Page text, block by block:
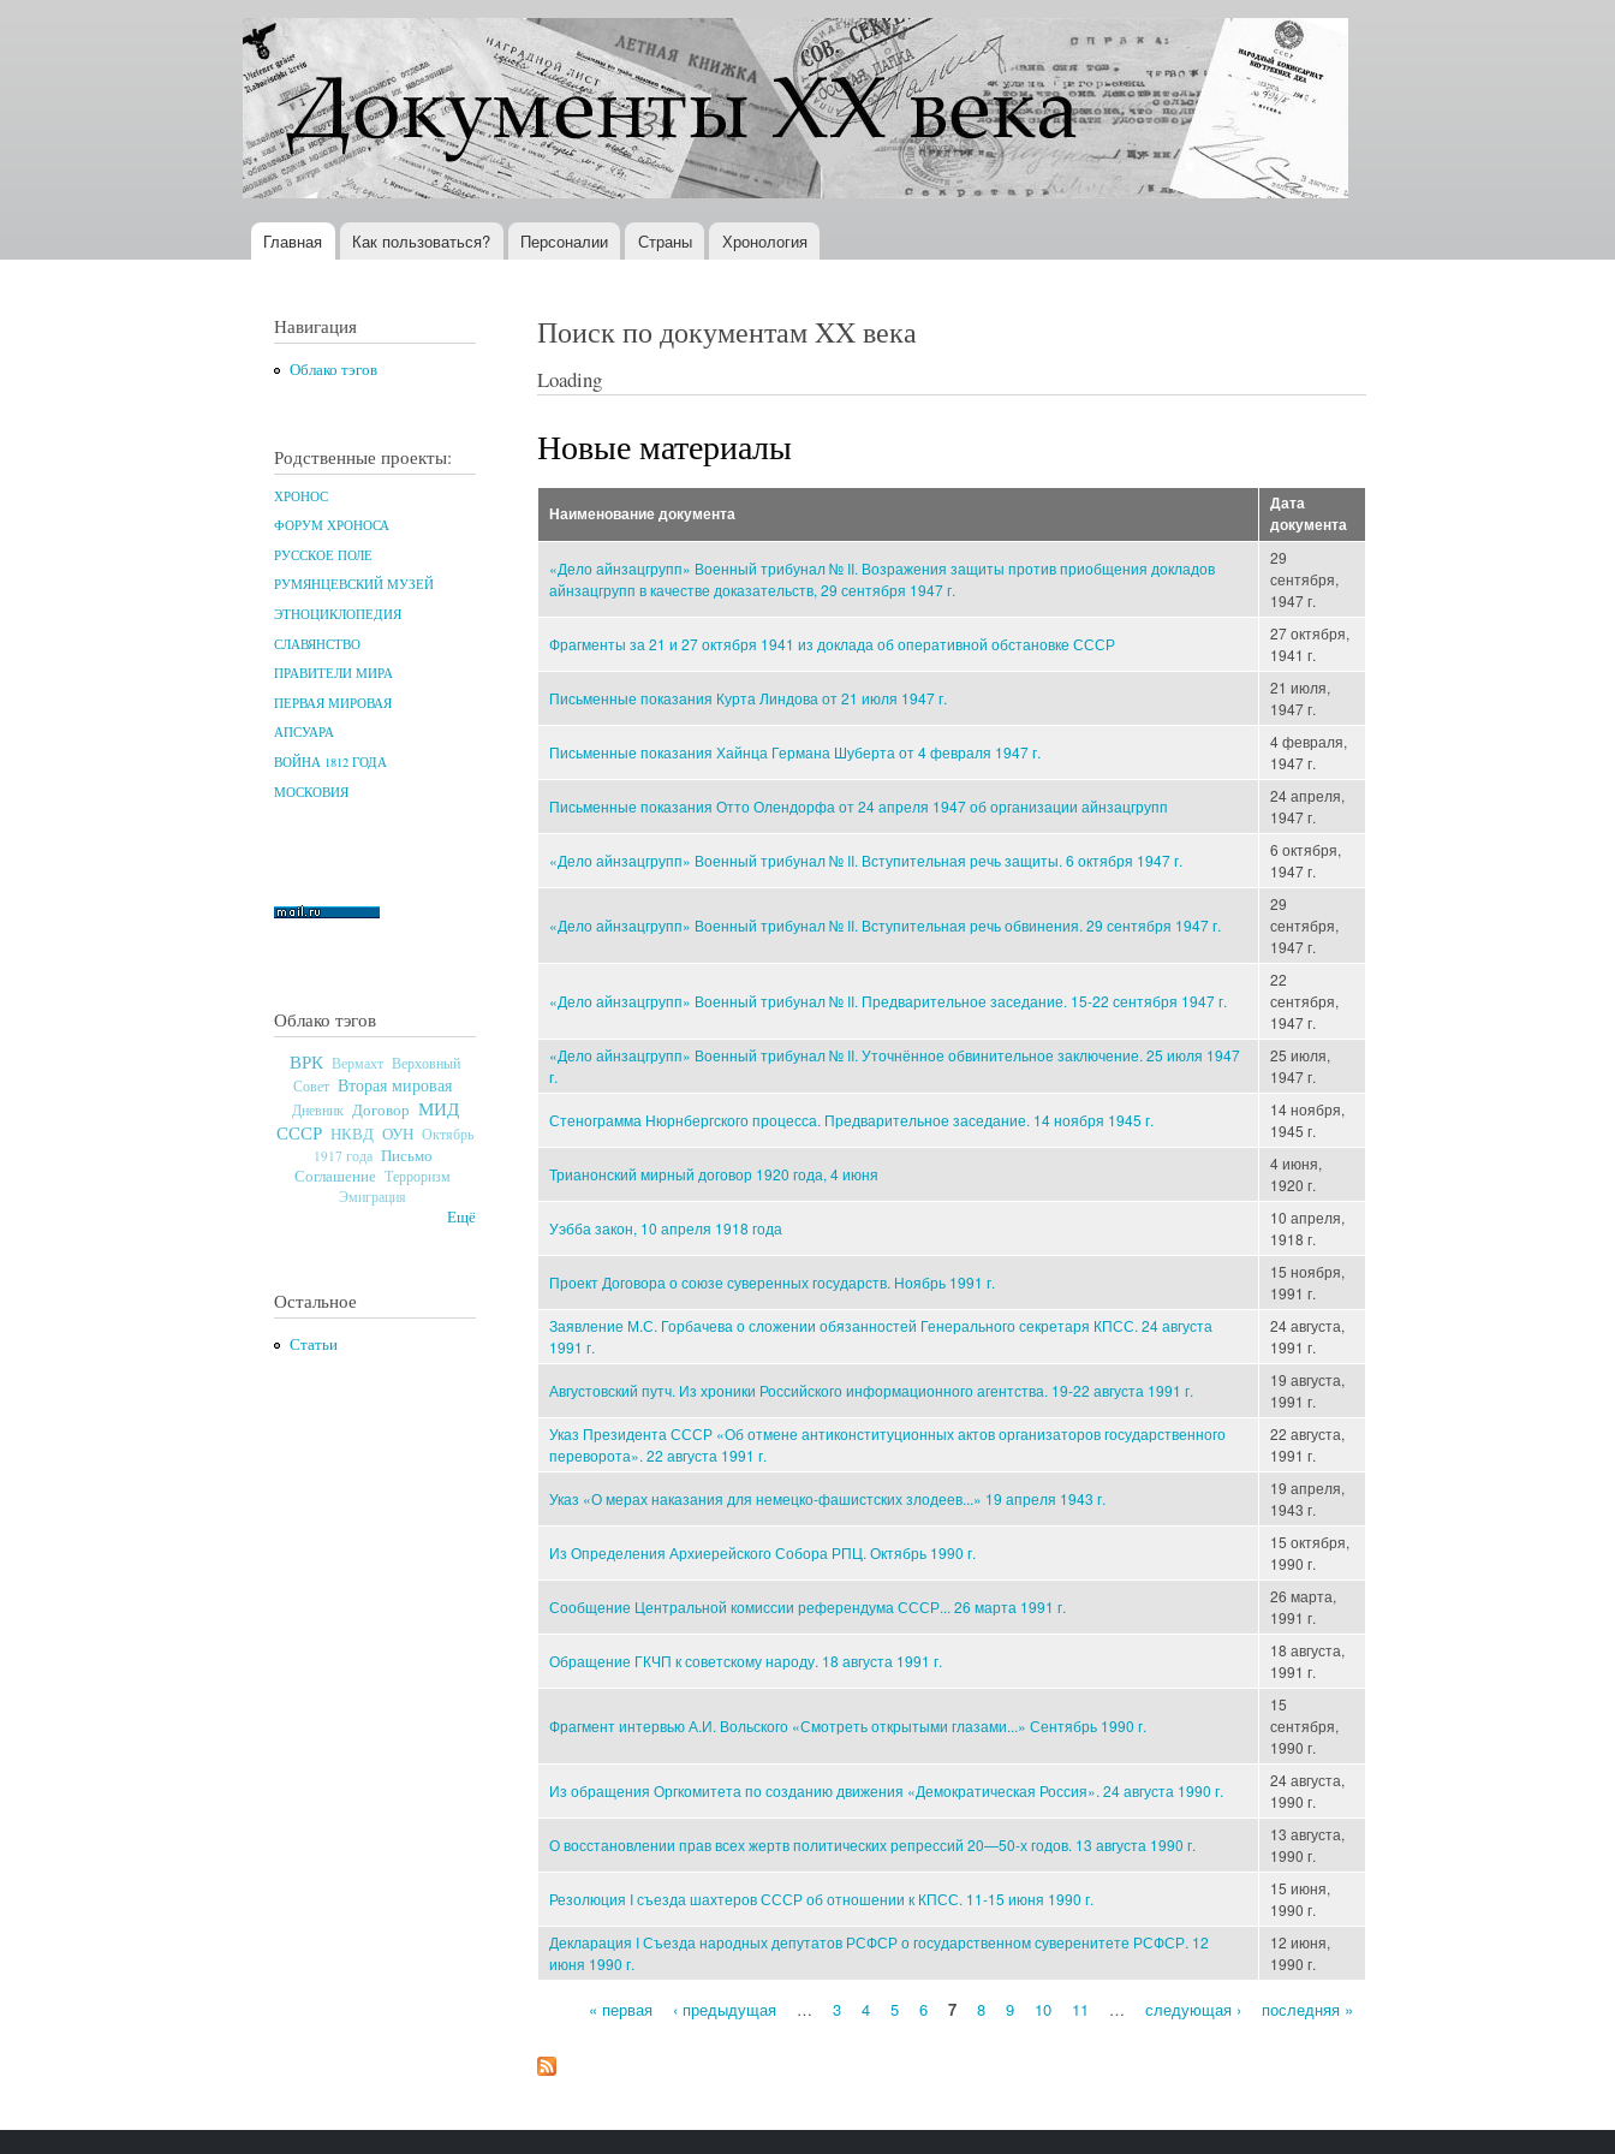
Перейти к
основному
содержанию
Документы
XX века
Всемирная
история в
Интернете
Главное меню
Главная Как пользоваться? Персоналии Страны Хронология
Навигация
Облако тэгов
Родственные проекты:
ХРОНОС
ФОРУМ ХРОНОСА
РУССКОЕ ПОЛЕ
РУМЯНЦЕВСКИЙ МУЗЕЙ
ЭТНОЦИКЛОПЕДИЯ
СЛАВЯНСТВО
ПРАВИТЕЛИ МИРА
ПЕРВАЯ МИРОВАЯ
АПСУАРА
ВОЙНА 1812 ГОДА
МОСКОВИЯ
Облако тэгов
ВРК Вермахт Верховный
Совет Вторая мировая
Дневник Договор МИД
СССР НКВД ОУН Октябрь
1917 года Письмо
Соглашение Терроризм
Эмиграция
Ещё
Остальное
Статьи
Поиск по документам XX века
Loading
Новые материалы
Наименование документа
Дата
документа
«Дело айнзацгрупп» Военный трибунал № II. Возражения защиты против приобщения докладов
айнзацгрупп в качестве доказательств, 29 сентября 1947 г.
29
сентября,
1947 г.
Фрагменты за 21 и 27 октября 1941 из доклада об оперативной обстановке СССР
27 октября,
1941 г.
Письменные показания Курта Линдова от 21 июля 1947 г.
21 июля,
1947 г.
Письменные показания Хайнца Германа Шуберта от 4 февраля 1947 г.
4 февраля,
1947 г.
Письменные показания Отто Олендорфа от 24 апреля 1947 об организации айнзацгрупп
24 апреля,
1947 г.
«Дело айнзацгрупп» Военный трибунал № II. Вступительная речь защиты. 6 октября 1947 г.
6 октября,
1947 г.
«Дело айнзацгрупп» Военный трибунал № II. Вступительная речь обвинения. 29 сентября 1947 г.
29
сентября,
1947 г.
«Дело айнзацгрупп» Военный трибунал № II. Предварительное заседание. 15-22 сентября 1947 г.
22
сентября,
1947 г.
«Дело айнзацгрупп» Военный трибунал № II. Уточнённое обвинительное заключение. 25 июля 1947
г.
25 июля,
1947 г.
Стенограмма Нюрнбергского процесса. Предварительное заседание. 14 ноября 1945 г.
14 ноября,
1945 г.
Трианонский мирный договор 1920 года, 4 июня
4 июня,
1920 г.
Уэбба закон, 10 апреля 1918 года
10 апреля,
1918 г.
Проект Договора о союзе суверенных государств. Ноябрь 1991 г.
15 ноября,
1991 г.
Заявление М.С. Горбачева о сложении обязанностей Генерального секретаря КПСС. 24 августа
1991 г.
24 августа,
1991 г.
Августовский путч. Из хроники Российского информационного агентства. 19-22 августа 1991 г.
19 августа,
1991 г.
Указ Президента СССР «Об отмене антиконституционных актов организаторов государственного
переворота». 22 августа 1991 г.
22 августа,
1991 г.
Указ «О мерах наказания для немецко-фашистских злодеев...» 19 апреля 1943 г.
19 апреля,
1943 г.
Из Определения Архиерейского Собора РПЦ. Октябрь 1990 г.
15 октября,
1990 г.
Сообщение Центральной комиссии референдума СССР... 26 марта 1991 г.
26 марта,
1991 г.
Обращение ГКЧП к советскому народу. 18 августа 1991 г.
18 августа,
1991 г.
Фрагмент интервью А.И. Вольского «Смотреть открытыми глазами...» Сентябрь 1990 г.
15
сентября,
1990 г.
Из обращения Оргкомитета по созданию движения «Демократическая Россия». 24 августа 1990 г.
24 августа,
1990 г.
О восстановлении прав всех жертв политических репрессий 20—50-х годов. 13 августа 1990 г.
13 августа,
1990 г.
Резолюция I съезда шахтеров СССР об отношении к КПСС. 11-15 июня 1990 г.
15 июня,
1990 г.
Декларация I Съезда народных депутатов РСФСР о государственном суверенитете РСФСР. 12
июня 1990 г.
12 июня,
1990 г.
« первая ‹ предыдущая … 3 4 5 6 7 8 9 10 11 … следующая › последняя »